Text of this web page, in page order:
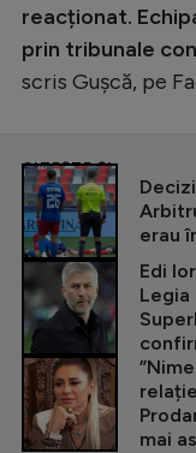
reacționat.
prin tribunale
scris Gușcă, pe
CITEȘTE ȘI
erau
Edi
mai